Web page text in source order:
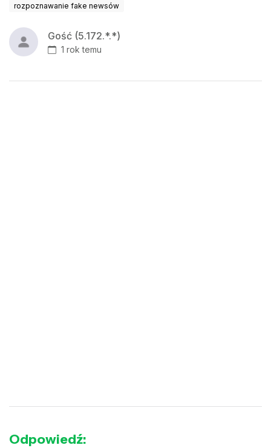
rozpoznawanie fake newsów
Gość (5.172.*.*)
1 rok temu
Odpowiedź: